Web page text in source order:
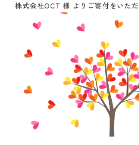
株式会社OCT 様 よりご寄付をいた